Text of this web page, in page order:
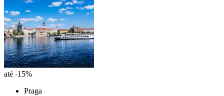
até -15%
Praga